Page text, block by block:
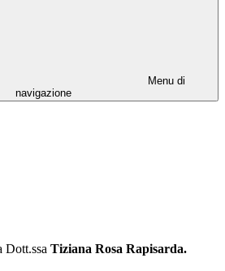
Menu di
navigazione
Dott.ssa Tiziana Rosa Rapisarda.